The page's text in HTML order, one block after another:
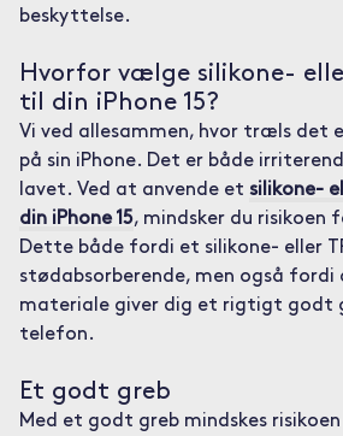
beskyttelse.
Hvorfor vælge silikone-
til din iPhone 15?
Vi ved allesammen, hvor træls det
på sin iPhone. Det er både
lavet. Ved at anvende et silikone-
din iPhone 15, mindsker du risikoen
Dette både fordi et silikone- eller
stødabsorberende, men også fordi
materiale giver dig et rigtigt godt
telefon.
Et godt greb
Med et godt greb mindskes